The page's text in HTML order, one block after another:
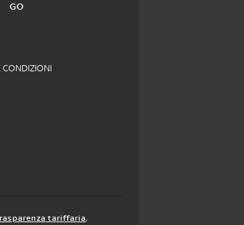
GO
CONDIZIONI
tariffaria,